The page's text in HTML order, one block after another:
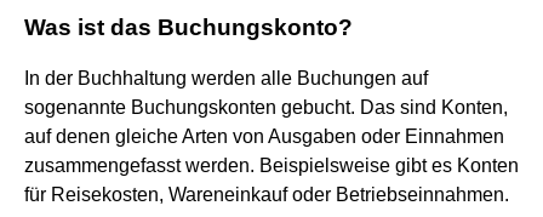
Was ist das Buchungskonto?
In der Buchhaltung werden alle Buchungen auf
sogenannte Buchungskonten gebucht. Das sind Konten,
auf denen gleiche Arten von Ausgaben oder Einnahmen
zusammengefasst werden. Beispielsweise gibt es Konten
für Reisekosten, Wareneinkauf oder Betriebseinnahmen.